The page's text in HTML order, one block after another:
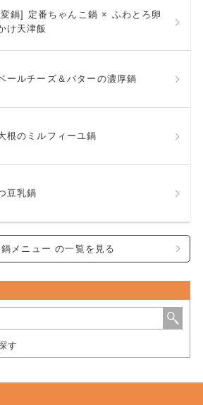
鍋] 定番ちゃんこ鍋 × ふわとろ卵
け天津飯
ールチーズ＆バターの濃厚鍋
根のミルフィーユ鍋
豆乳鍋
レシピ： 鍋メニュー の一覧を見る
す